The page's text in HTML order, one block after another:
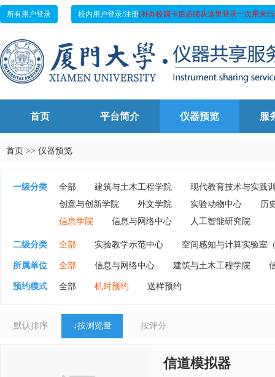
所有用户登录 校内用户登录/注册(补办校园卡后必须从这里登录一次用来
首页 平台简介 仪器预览 服
首页 >> 仪器预览
一级分类 全部 建筑与土木工程学院
现代教育技术与实践
创意与创新学院
外文学院 实验动物中心
历
信息学院
信息与网络中心 人工智能研究院
二级分类 全部 实验教学示范中心 空间感知与计算实验室
所属单位 全部 信息与网络中心 建筑与土木工程学院
海洋与地球学院
外文学院
预约模式 全部 机时预约 送样预约
默认排序 ↓按浏览量 按评分
信道模拟器